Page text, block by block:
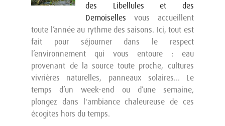
des Libellules et des
Demoiselles vous accueillent
toute l’année au rythme des saisons. Ici, tout est
fait pour séjourner dans le respect
l’environnement qui vous entoure : eau
provenant de la source toute proche, cultures
vivrières naturelles, panneaux solaires… Le
temps d’un week-end ou d’une semaine,
plongez dans l'ambiance chaleureuse de ces
écogites hors du temps.